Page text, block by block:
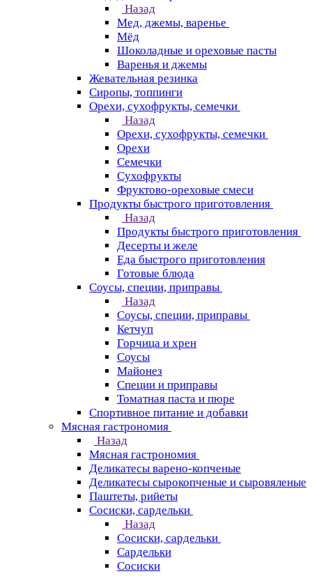
Назад
Мед, джемы, варенье
Мёд
Шоколадные и ореховые пасты
Варенья и джемы
Жевательная резинка
Сиропы, топпинги
Орехи, сухофрукты, семечки
Назад
Орехи, сухофрукты, семечки
Орехи
Семечки
Сухофрукты
Фруктово-ореховые смеси
Продукты быстрого приготовления
Назад
Продукты быстрого приготовления
Десерты и желе
Еда быстрого приготовления
Готовые блюда
Соусы, специи, приправы
Назад
Соусы, специи, приправы
Кетчуп
Горчица и хрен
Соусы
Майонез
Специи и приправы
Томатная паста и пюре
Спортивное питание и добавки
Мясная гастрономия
Назад
Мясная гастрономия
Деликатесы варено-копченые
Деликатесы сырокопченые и сыровяленые
Паштеты, рийеты
Сосиски, сардельки
Назад
Сосиски, сардельки
Сардельки
Сосиски